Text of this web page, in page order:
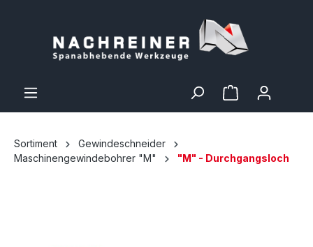
Sortiment
Gewindeschneider
Maschinengewindebohrer "M"
"M" - Durchgangsloch